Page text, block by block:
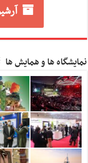
نمایشگاه ها و همایش ها